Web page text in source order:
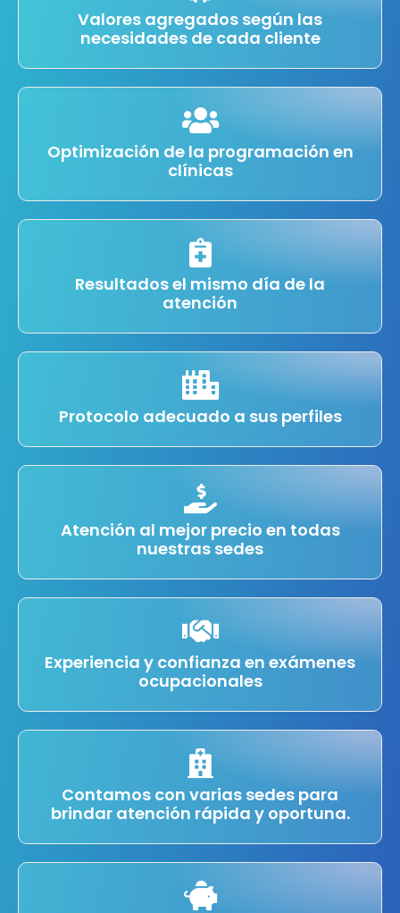
Valores agregados según las
necesidades de cada cliente
Optimización de la programación en
clínicas
Resultados el mismo día de la
atención
Protocolo adecuado a sus perfiles
Atención al mejor precio en todas
nuestras sedes
Experiencia y confianza en exámenes
ocupacionales
Contamos con varias sedes para
brindar atención rápida y oportuna.